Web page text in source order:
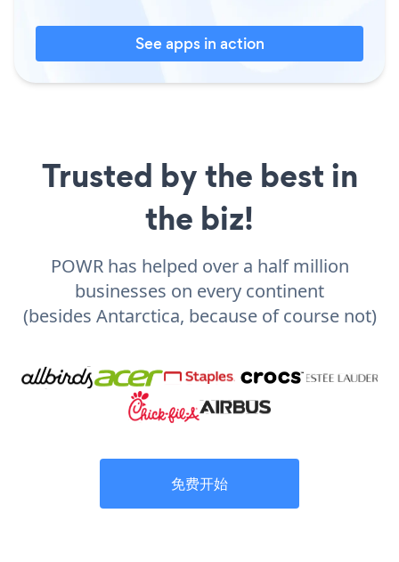
See apps in action
Trusted by the best in
the biz!
POWR has helped over a half million
businesses on every continent
(besides Antarctica, because of course not)
免费开始